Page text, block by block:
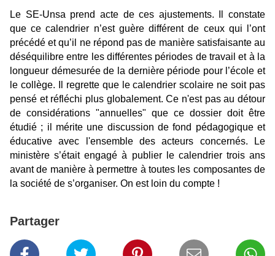
Le SE-Unsa prend acte de ces ajustements. Il constate
que ce calendrier n’est guère différent de ceux qui l’ont
précédé et qu’il ne répond pas de manière satisfaisante au
déséquilibre entre les différentes périodes de travail et à la
longueur démesurée de la dernière période pour l’école et
le collège. Il regrette que le calendrier scolaire ne soit pas
pensé et réfléchi plus globalement. Ce n'est pas au détour
de considérations "annuelles" que ce dossier doit être
étudié ; il mérite une discussion de fond pédagogique et
éducative avec l'ensemble des acteurs concernés. Le
ministère s’était engagé à publier le calendrier trois ans
avant de manière à permettre à toutes les composantes de
la société de s’organiser. On est loin du compte !
Partager